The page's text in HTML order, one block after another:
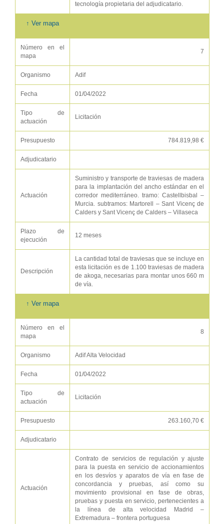
tecnología propietaria del adjudicatario.
↑ Ver mapa
Número en el
mapa
7
Organismo Adif
Fecha 01/04/2022
Tipo de
actuación
Licitación
Presupuesto 784.819,98 €
Adjudicatario
Actuación
Suministro y transporte de traviesas de madera
para la implantación del ancho estándar en el
corredor mediterráneo. tramo: Castellbisbal –
Murcia. subtramos: Martorell – Sant Vicenç de
Calders y Sant Vicenç de Calders – Villaseca
Plazo de
ejecución
12 meses
Descripción
La cantidad total de traviesas que se incluye en
esta licitación es de 1.100 traviesas de madera
de akoga, necesarias para montar unos 660 m
de vía.
↑ Ver mapa
Número en el
mapa
8
Organismo Adif Alta Velocidad
Fecha 01/04/2022
Tipo de
actuación
Licitación
Presupuesto 263.160,70 €
Adjudicatario
Actuación
Contrato de servicios de regulación y ajuste
para la puesta en servicio de accionamientos
en los desvíos y aparatos de vía en fase de
concordancia y pruebas, así como su
movimiento provisional en fase de obras,
pruebas y puesta en servicio, pertenecientes a
la línea de alta velocidad Madrid –
Extremadura – frontera portuguesa